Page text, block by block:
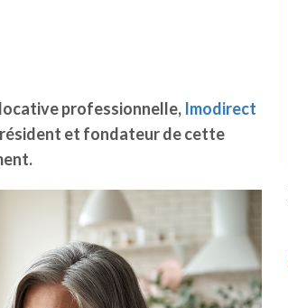
professionnelle, Imodirect
et fondateur de cette